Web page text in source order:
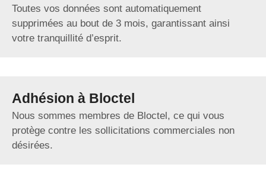
Toutes vos données sont automatiquement
supprimées au bout de 3 mois, garantissant ainsi
votre tranquillité d’esprit.
Adhésion à Bloctel
Nous sommes membres de Bloctel, ce qui vous
protège contre les sollicitations commerciales non
désirées.